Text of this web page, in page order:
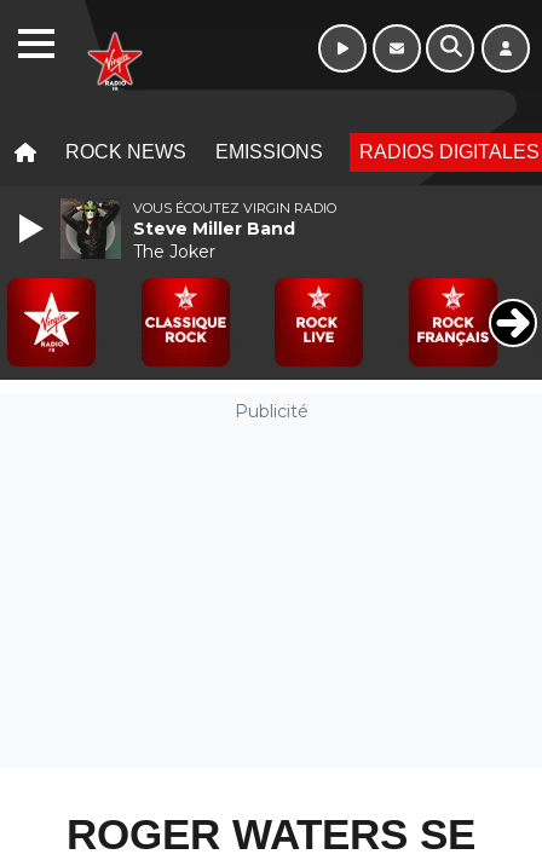
ROCK NEWS EMISSIONS RADIOS DIGITALES
Publicité
ROGER WATERS SE
VOUS ÉCOUTEZ VIRGIN RADIO
Steve Miller Band
The Joker
WEBRADIO